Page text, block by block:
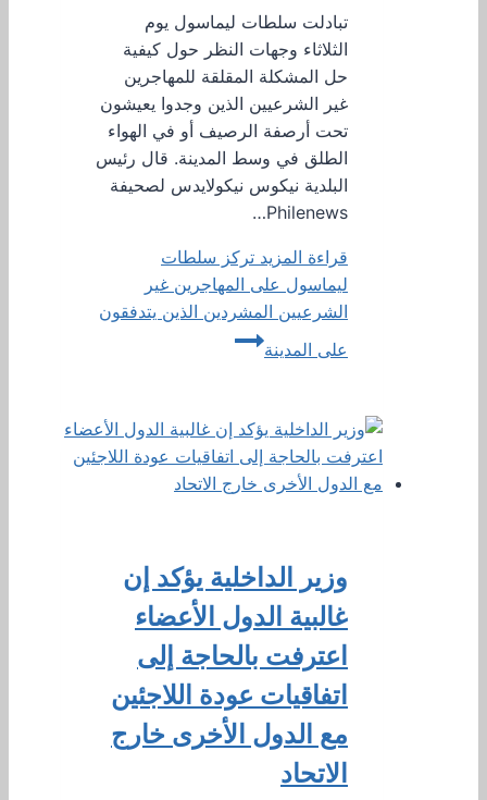
تبادلت سلطات ليماسول يوم
الثلاثاء وجهات النظر حول كيفية
حل المشكلة المقلقة للمهاجرين
غير الشرعيين الذين وجدوا يعيشون
تحت أرصفة الرصيف أو في الهواء
الطلق في وسط المدينة. قال رئيس
البلدية نيكوس نيكولايدس لصحيفة
Philenews…
قراءة المزيد تركز سلطات
ليماسول على المهاجرين غير
الشرعيين المشردين الذين يتدفقون
على المدينة
وزير الداخلية يؤكد إن
غالبية الدول الأعضاء
اعترفت بالحاجة إلى
اتفاقيات عودة اللاجئين
مع الدول الأخرى خارج
الاتحاد